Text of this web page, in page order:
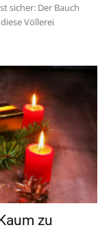
sicher: Der Bauch
Völlerei
zu